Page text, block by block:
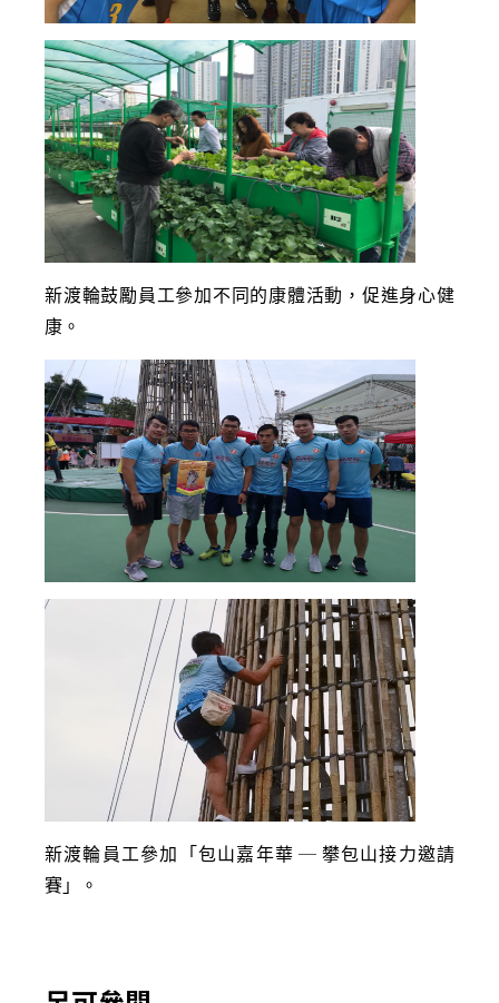
新渡輪鼓勵員工參加不同的康體活動，促進身心健
康。
新渡輪員工參加「包山嘉年華 ─ 攀包山接力邀請
賽」。